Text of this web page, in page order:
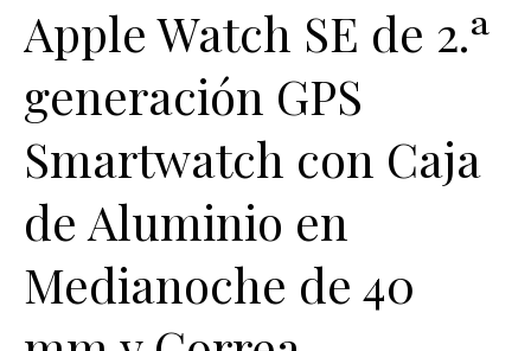
Apple Watch SE de 2.ª
generación GPS
Smartwatch con Caja
de Aluminio en
Medianoche de 40